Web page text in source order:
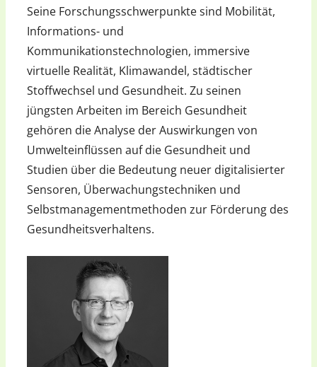
Seine Forschungsschwerpunkte sind Mobilität,
Informations- und
Kommunikationstechnologien, immersive
virtuelle Realität, Klimawandel, städtischer
Stoffwechsel und Gesundheit. Zu seinen
jüngsten Arbeiten im Bereich Gesundheit
gehören die Analyse der Auswirkungen von
Umwelteinflüssen auf die Gesundheit und
Studien über die Bedeutung neuer digitalisierter
Sensoren, Überwachungstechniken und
Selbstmanagementmethoden zur Förderung des
Gesundheitsverhaltens.